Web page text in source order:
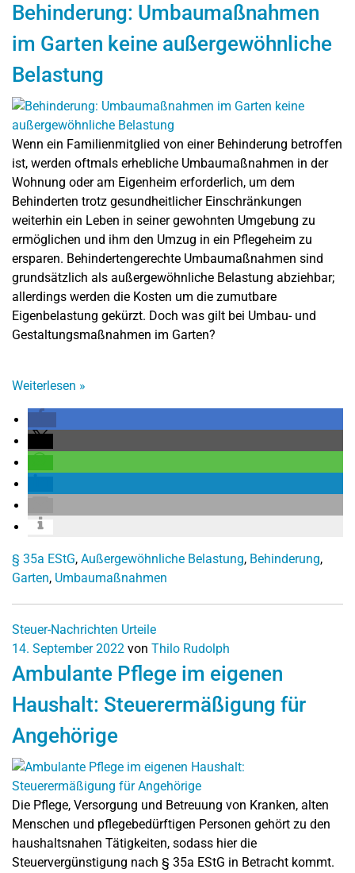
Behinderung: Umbaumaßnahmen
im Garten keine außergewöhnliche
Belastung
Wenn ein Familienmitglied von einer Behinderung betroffen
ist, werden oftmals erhebliche Umbaumaßnahmen in der
Wohnung oder am Eigenheim erforderlich, um dem
Behinderten trotz gesundheitlicher Einschränkungen
weiterhin ein Leben in seiner gewohnten Umgebung zu
ermöglichen und ihm den Umzug in ein Pflegeheim zu
ersparen. Behindertengerechte Umbaumaßnahmen sind
grundsätzlich als außergewöhnliche Belastung abziehbar;
allerdings werden die Kosten um die zumutbare
Eigenbelastung gekürzt. Doch was gilt bei Umbau- und
Gestaltungsmaßnahmen im Garten?
Weiterlesen »
§ 35a EStG, Außergewöhnliche Belastung, Behinderung,
Garten, Umbaumaßnahmen
Steuer-Nachrichten Urteile
14. September 2022 von Thilo Rudolph
Ambulante Pflege im eigenen
Haushalt: Steuerermäßigung für
Angehörige
Die Pflege, Versorgung und Betreuung von Kranken, alten
Menschen und pflegebedürftigen Personen gehört zu den
haushaltsnahen Tätigkeiten, sodass hier die
Steuervergünstigung nach § 35a EStG in Betracht kommt.